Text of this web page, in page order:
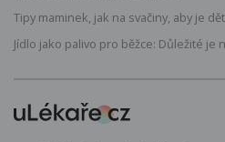
Tipy maminek, jak na svačiny, aby je
Jídlo jako palivo pro běžce: Důležité je